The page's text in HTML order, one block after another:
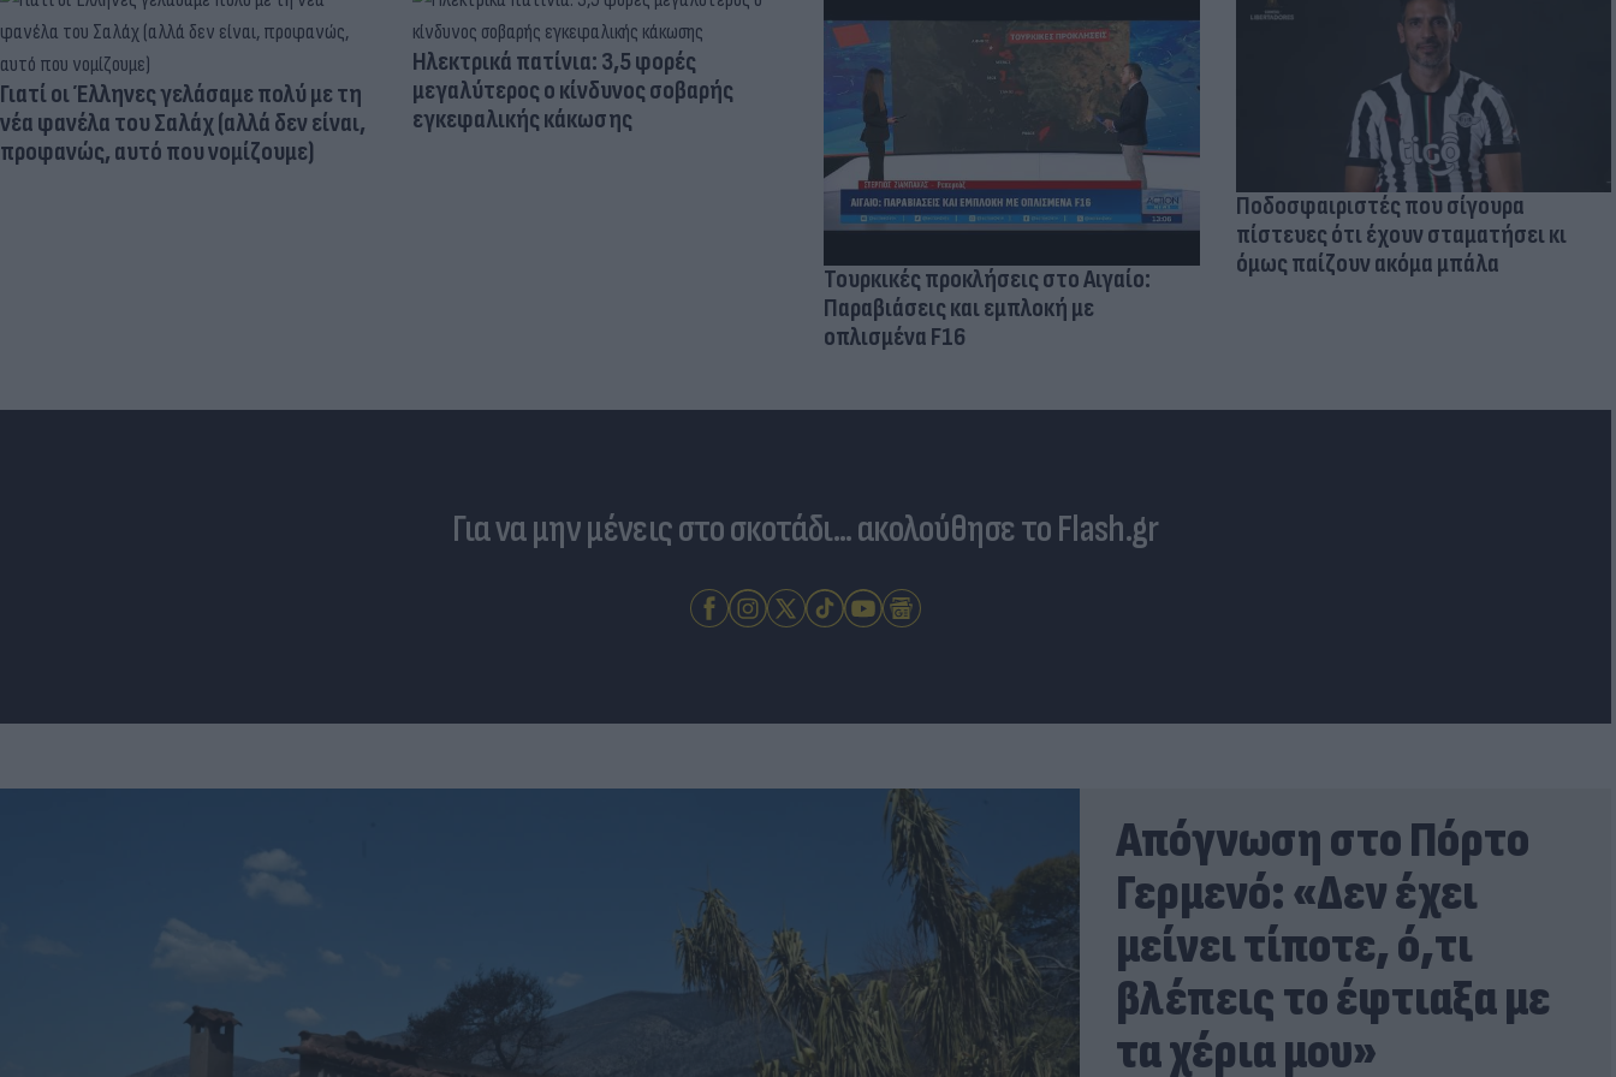
Γιατί οι Έλληνες γελάσαμε πολύ με τη
νέα φανέλα του Σαλάχ (αλλά δεν είναι,
προφανώς, αυτό που νομίζουμε)
Ηλεκτρικά πατίνια: 3,5 φορές
μεγαλύτερος ο κίνδυνος σοβαρής
εγκεφαλικής κάκωσης
Τουρκικές προκλήσεις στο Αιγαίο:
Παραβιάσεις και εμπλοκή με
οπλισμένα F16
Ποδοσφαιριστές που σίγουρα
πίστευες ότι έχουν σταματήσει κι
όμως παίζουν ακόμα μπάλα
Για να μην μένεις στο σκοτάδι... ακολούθησε το Flash.gr
Απόγνωση στο Πόρτο
Γερμενό: «Δεν έχει
μείνει τίποτε, ό,τι
βλέπεις το έφτιαξα με
τα χέρια μου»